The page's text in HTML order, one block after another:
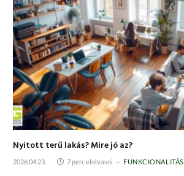
Nyitott terű lakás? Mire jó az?
2026.04.23. 7 perc elolvasni FUNKCIONALITÁS